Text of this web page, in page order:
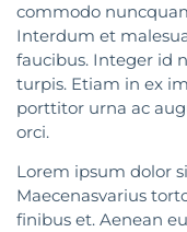
commodo
Interdum et
faucibus. Integer id
turpis. Etiam in ex
porttitor urna ac
orci.
Lorem ipsum dolor
Maecenasvarius
finibus et. Aenean